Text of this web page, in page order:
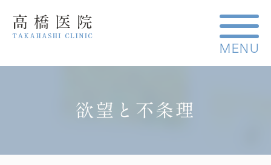
欲望と不条理